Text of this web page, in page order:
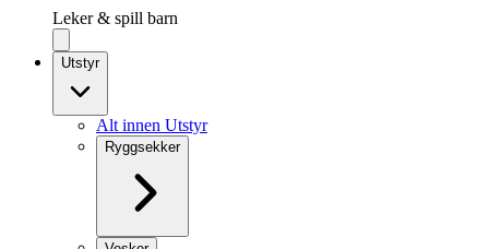
Leker & spill barn
Utstyr
Alt innen Utstyr
Ryggsekker